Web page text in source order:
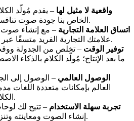
واقعية لا مثيل لها – يقدم مُولّد
الخاص بنا جودة صوت تنافس المواهب الاحترافية.
اتساق العلامة التجارية – مع إنشاء
علامتك التجارية الفريد متسقًا عبر كل جزء من المحتوى.
توفير الوقت – تخلص من الجدولة
ما بعد الإنتاج؛ مُولّد الكلام بالذكاء
الوصول العالمي – الوصول إلى
العالم بإمكانات متعددة اللغات
الكلام بالذكاء الاصطناعي.
تجربة سهلة الاستخدام – تتيح لك
إنشاء الصوت ومعاينته وتنزيله ببضع نقرات فقط.